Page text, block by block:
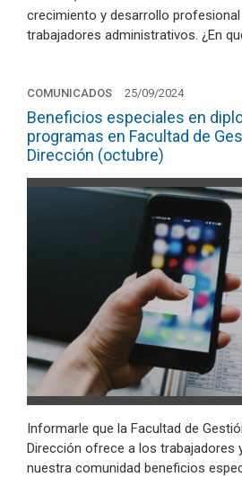
crecimiento y desarrollo
trabajadores administrativos. ¿En
COMUNICADOS 25/09/2024
Beneficios especiales en
programas en Facultad de
Dirección (octubre)
Informarle que la Facultad de
Dirección ofrece a los trabajadores
nuestra comunidad beneficios